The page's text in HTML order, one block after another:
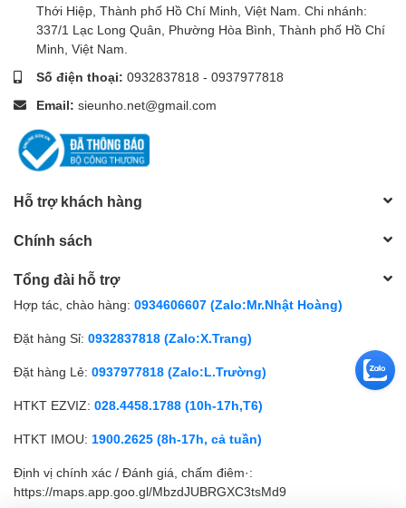
Thới Hiệp, Thành phố Hồ Chí Minh, Việt Nam. Chi nhánh:
337/1 Lạc Long Quân, Phường Hòa Bình, Thành phố Hồ Chí
Minh, Việt Nam.
Số điện thoại: 0932837818 - 0937977818
Email: sieunho.net@gmail.com
Hỗ trợ khách hàng
Chính sách
Tổng đài hỗ trợ
Hợp tác, chào hàng: 0934606607 (Zalo:Mr.Nhật Hoàng)
Đặt hàng Sỉ: 0932837818 (Zalo:X.Trang)
Đặt hàng Lẻ: 0937977818 (Zalo:L.Trường)
HTKT EZVIZ: 028.4458.1788 (10h-17h,T6)
HTKT IMOU: 1900.2625 (8h-17h, cả tuần)
Định vị chính xác / Đánh giá, chấm điêm·:
https://maps.app.goo.gl/MbzdJUBRGXC3tsMd9